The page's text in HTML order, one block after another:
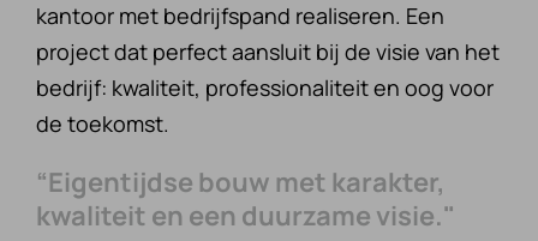
kantoor met bedrijfspand realiseren. Een
project dat perfect aansluit bij de visie van het
bedrijf: kwaliteit, professionaliteit en oog voor
de toekomst.
“Eigentijdse bouw met karakter,
kwaliteit en een duurzame visie."